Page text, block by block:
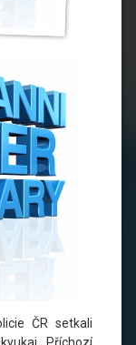
ČR setkali
Příchozí